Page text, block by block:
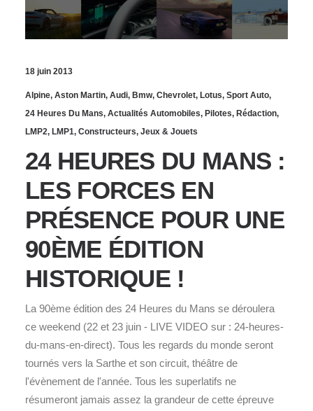
18 juin 2013
Alpine, Aston Martin, Audi, Bmw, Chevrolet, Lotus, Sport Auto,
24 Heures Du Mans, Actualités Automobiles, Pilotes, Rédaction,
LMP2, LMP1, Constructeurs, Jeux & Jouets
24 HEURES DU MANS :
LES FORCES EN
PRÉSENCE POUR UNE
90ÈME ÉDITION
HISTORIQUE !
La 90ème édition des 24 Heures du Mans se déroulera
ce weekend (22 et 23 juin - LIVE VIDEO sur : 24-heures-
du-mans-en-direct). Tous les regards du monde seront
tournés vers la Sarthe et son circuit, théâtre de
l'évènement de l'année. Tous les superlatifs ne
résumeront jamais assez la grandeur de cette épreuve